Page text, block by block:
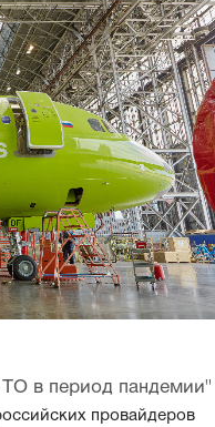
в период пандемии"
провайдеров